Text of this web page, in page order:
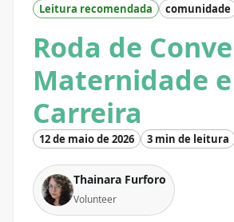
Leitura recomendada comunidade
Roda de
Maternidade e
Carreira
12 de maio de 2026 3 min de leitura
Thainara Furforo
Volunteer